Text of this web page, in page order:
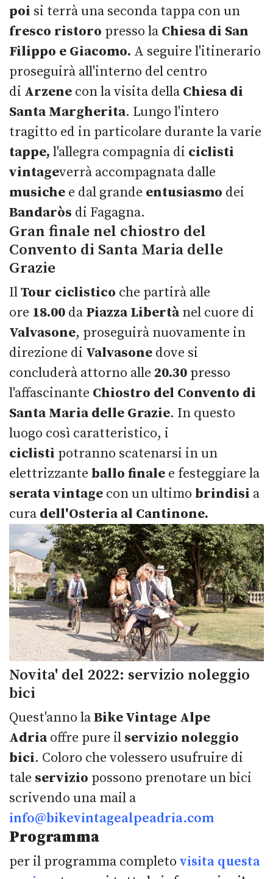
poi si terrà una seconda tappa con un
fresco ristoro presso la Chiesa di San
Filippo e Giacomo. A seguire l'itinerario
proseguirà all'interno del centro
di Arzene con la visita della Chiesa di
Santa Margherita. Lungo l'intero
tragitto ed in particolare durante la varie
tappe, l'allegra compagnia di ciclisti
vintageverrà accompagnata dalle
musiche e dal grande entusiasmo dei
Bandaròs di Fagagna.
Gran finale nel chiostro del
Convento di Santa Maria delle
Grazie
IlTour ciclistico che partirà alle
ore 18.00 da Piazza Libertànel cuore di
Valvasone, proseguirà nuovamente in
direzione di Valvasone dove si
concluderà attorno alle 20.30 presso
l'affascinante Chiostro del Convento di
Santa Maria delle Grazie. In questo
luogo così caratteristico, i
ciclisti potranno scatenarsi in un
elettrizzante ballo finale e festeggiare la
serata vintage con un ultimo brindisi a
cura dell'Osteria al Cantinone.
Novita' del 2022: servizio noleggio
bici
Quest'anno laBike Vintage Alpe
Adriaoffre pure il servizio noleggio
bici. Coloro che volessero usufruire di
tale servizio possono prenotare un bici
scrivendo una mail a
info@bikevintagealpeadria.com
Programma
per il programma completo visita questa